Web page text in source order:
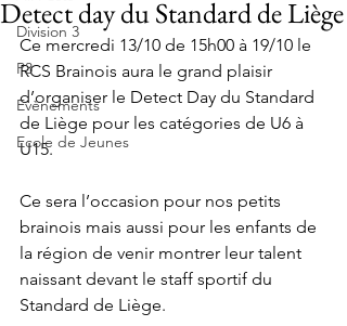
Division 3
P3
Evènements
Ecole de Jeunes
Detect day du Standard de Liège
Ce mercredi 13/10 de 15h00 à 19/10 le
RCS Brainois aura le grand plaisir
d’organiser le Detect Day du Standard
de Liège pour les catégories de U6 à
U15.
Ce sera l’occasion pour nos petits
brainois mais aussi pour les enfants de
la région de venir montrer leur talent
naissant devant le staff sportif du
Standard de Liège.